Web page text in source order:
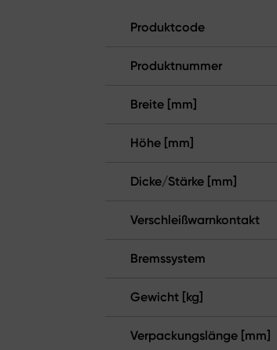
Produktcode
Produktnummer
Breite [mm]
Höhe [mm]
Dicke/Stärke [mm]
Verschleißwarnkontakt
Bremssystem
Gewicht [kg]
Verpackungslänge [mm]